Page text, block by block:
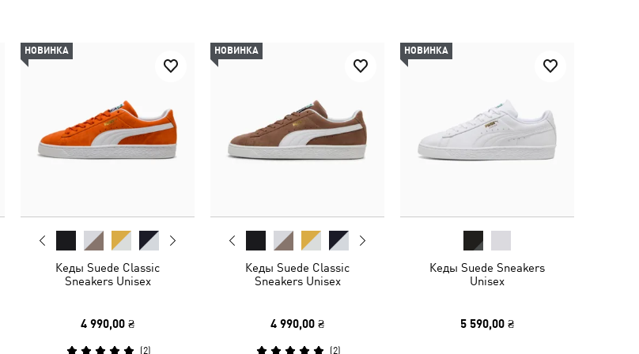
НОВИНКА
Кеды Suede Classic
Sneakers Unisex
4 990,00 ₴
(2)
НОВИНКА
Кеды Suede Classic
Sneakers Unisex
4 990,00 ₴
(2)
НОВИНКА
Кеды Suede Sneakers
Unisex
5 590,00 ₴